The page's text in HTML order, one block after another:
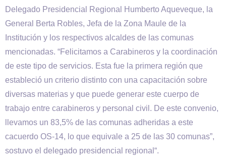
Delegado Presidencial Regional Humberto Aqueveque, la
General Berta Robles, Jefa de la Zona Maule de la
Institución y los respectivos alcaldes de las comunas
mencionadas. “Felicitamos a Carabineros y la coordinación
de este tipo de servicios. Esta fue la primera región que
estableció un criterio distinto con una capacitación sobre
diversas materias y que puede generar este cuerpo de
trabajo entre carabineros y personal civil. De este convenio,
llevamos un 83,5% de las comunas adheridas a este
cacuerdo OS-14, lo que equivale a 25 de las 30 comunas”,
sostuvo el delegado presidencial regional“.